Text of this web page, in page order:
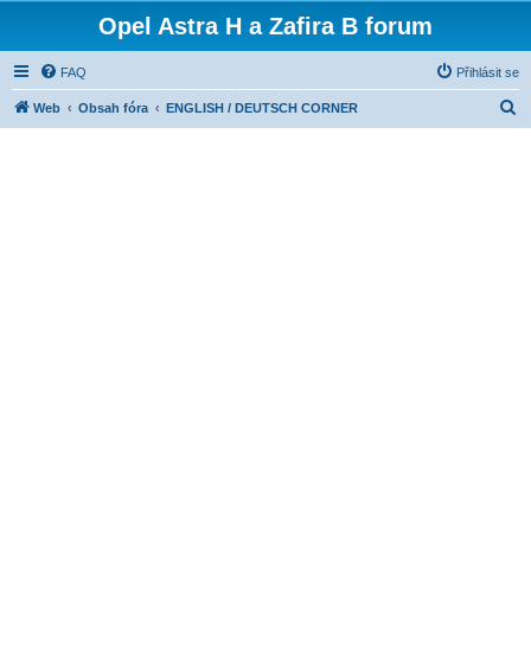
Opel Astra H a Zafira B forum
FAQ Přihlásit se
Web Obsah fóra ENGLISH / DEUTSCH CORNER